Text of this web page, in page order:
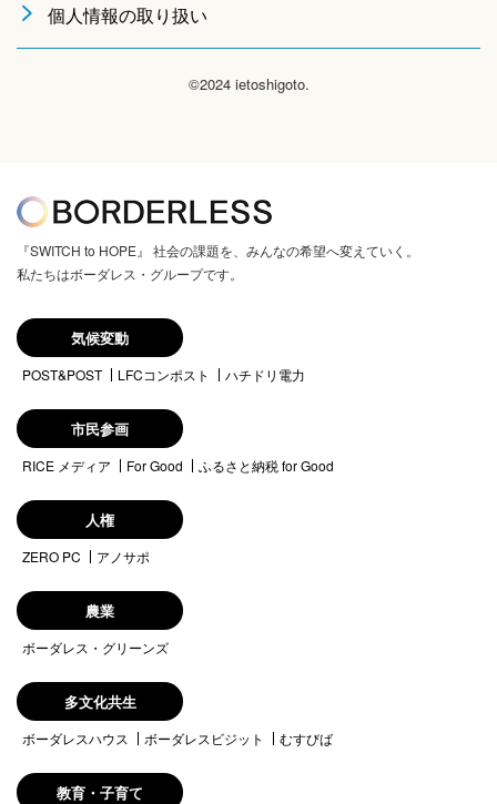
個人情報の取り扱い
©2024 ietoshigoto.
『SWITCH to HOPE』 社会の課題を、みんなの希望へ変えていく。
私たちはボーダレス・グループです。
気候変動
POST&POST LFCコンポスト ハチドリ電力
市民参画
RICE メディア For Good ふるさと納税 for Good
人権
ZERO PC アノサポ
農業
ボーダレス・グリーンズ
多文化共生
ボーダレスハウス ボーダレスビジット むすびば
教育・子育て